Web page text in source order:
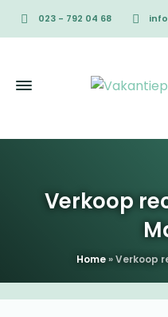
023 - 792 04 68
Verkoop
Home»Verkoop